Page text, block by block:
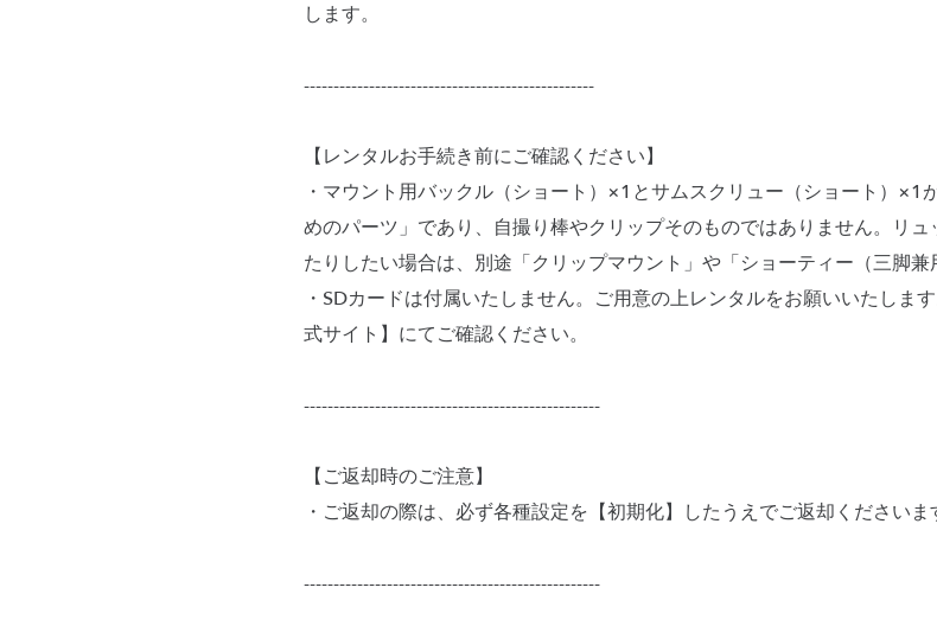
します。
-------------------------------------------------
【レンタルお手続き前にご確認ください】
・マウント用バックル（ショート）×1とサムスクリュー（ショート）×1
めのパーツ」であり、自撮り棒やクリップそのものではありません。リ
たりしたい場合は、別途「クリップマウント」や「ショーティー（三脚兼
・SDカードは付属いたしません。ご用意の上レンタルをお願いいたしま
式サイト】にてご確認ください。
--------------------------------------------------
【ご返却時のご注意】
・ご返却の際は、必ず各種設定を【初期化】したうえでご返却くださいま
--------------------------------------------------